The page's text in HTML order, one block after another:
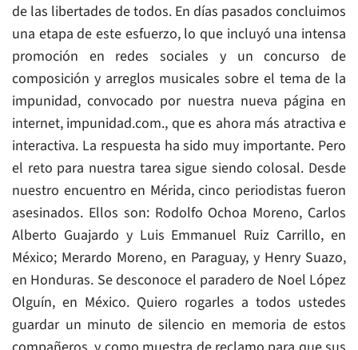
de las libertades de todos. En días pasados concluimos
una etapa de este esfuerzo, lo que incluyó una intensa
promoción en redes sociales y un concurso de
composición y arreglos musicales sobre el tema de la
impunidad, convocado por nuestra nueva página en
internet, impunidad.com., que es ahora más atractiva e
interactiva. La respuesta ha sido muy importante. Pero
el reto para nuestra tarea sigue siendo colosal. Desde
nuestro encuentro en Mérida, cinco periodistas fueron
asesinados. Ellos son: Rodolfo Ochoa Moreno, Carlos
Alberto Guajardo y Luis Emmanuel Ruiz Carrillo, en
México; Merardo Moreno, en Paraguay, y Henry Suazo,
en Honduras. Se desconoce el paradero de Noel López
Olguín, en México. Quiero rogarles a todos ustedes
guardar un minuto de silencio en memoria de estos